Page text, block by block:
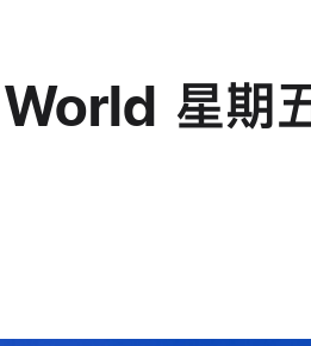
星期